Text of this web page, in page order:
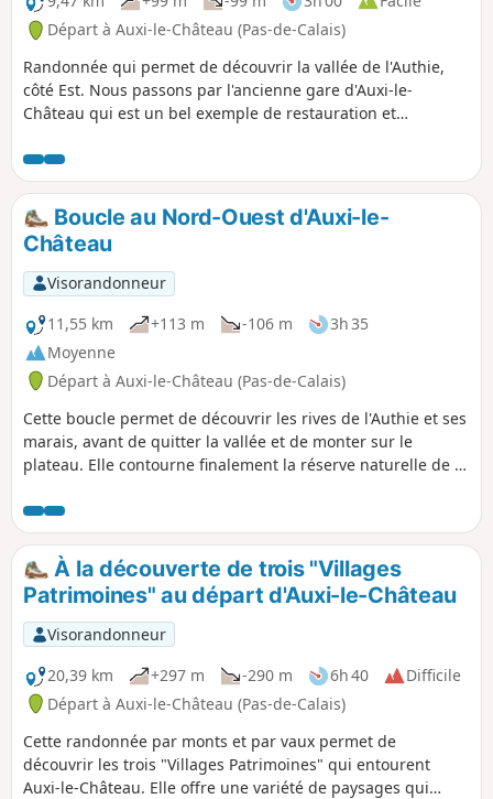
Départ à Auxi-le-Château (Pas-de-Calais)
Randonnée qui permet de découvrir la vallée de l'Authie,
côté Est. Nous passons par l'ancienne gare d'Auxi-le-
Château qui est un bel exemple de restauration et
petit cimetière militaire qui nous rappelle, ici aussi, les
horreurs de la guerre. Enfin, profitons des superbes points
de vue sur la vallée et sur la charmante ville d'Auxi.
Boucle au Nord-Ouest d'Auxi-le-
Château
Visorandonneur
11,55 km
+113 m -106 m
3h 35
Moyenne
Départ à Auxi-le-Château (Pas-de-Calais)
Cette boucle permet de découvrir les rives de l'Authie et ses
marais, avant de quitter la vallée et de monter sur le
plateau. Elle contourne finalement la réserve naturelle de la
Château et son église classée du XVe siècle.
À la découverte de trois "Villages
Patrimoines" au départ d'Auxi-le-Château
Visorandonneur
20,39 km
+297 m -290 m 6h 40
Difficile
Départ à Auxi-le-Château (Pas-de-Calais)
Cette randonnée par monts et par vaux permet de
découvrir les trois "Villages Patrimoines" qui entourent
Auxi-le-Château. Elle offre une variété de paysages qui